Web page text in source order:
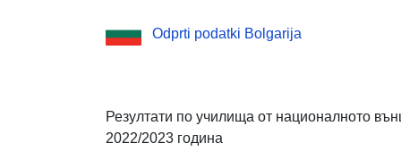
Odprti podatki Bolgarija
Резултати по училища от националното
2022/2023 година